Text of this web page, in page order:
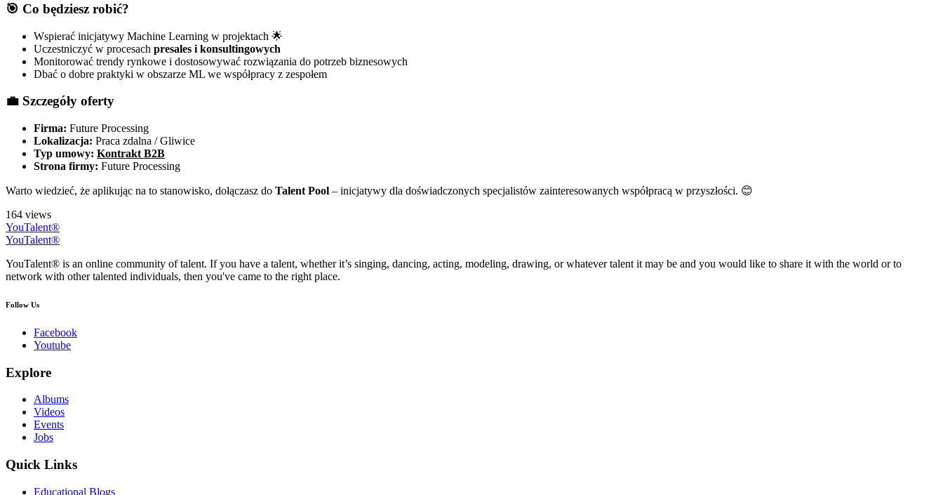
🎯 Co będziesz robić?
Wspierać inicjatywy Machine Learning w projektach 🌟
Uczestniczyć w procesach presales i konsultingowych
Monitorować trendy rynkowe i dostosowywać rozwiązania do potrzeb biznesowych
Dbać o dobre praktyki w obszarze ML we współpracy z zespołem
💼 Szczegóły oferty
Firma: Future Processing
Lokalizacja: Praca zdalna / Gliwice
Typ umowy: Kontrakt B2B
Strona firmy: Future Processing
Warto wiedzieć, że aplikując na to stanowisko, dołączasz do Talent Pool – inicjatywy dla doświadczonych specjalistów zainteresowanych współpracą w przyszłości. 😊
164 views
YouTalent®
YouTalent®
YouTalent® is an online community of talent. If you have a talent, whether it’s singing, dancing, acting, modeling, drawing, or whatever talent it may be and you would like to share it with the world or to
network with other talented individuals, then you've came to the right place.
Follow Us
Facebook
Youtube
Explore
Albums
Videos
Events
Jobs
Quick Links
Educational Blogs